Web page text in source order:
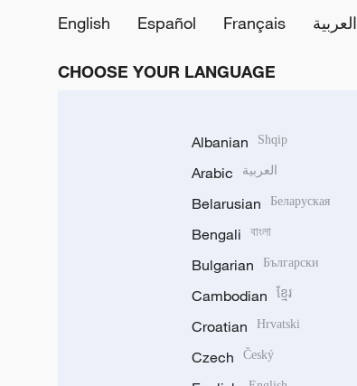
English
Español Français العربية
CHOOSE YOUR LANGUAGE
Albanian Shqip
Arabic العربية
Belarusian Беларуская
Bengali বাংলা
Bulgarian Български
Cambodian ខ្មែរ
Croatian Hrvatski
Czech Český